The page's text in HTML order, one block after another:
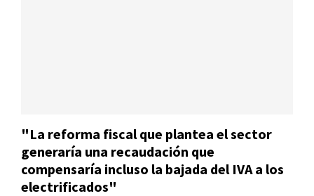
"La reforma fiscal que plantea el sector
generaría una recaudación que
compensaría incluso la bajada del IVA a los
electrificados"